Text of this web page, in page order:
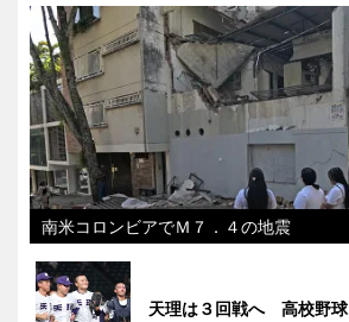
南米コロンビアでＭ７．４の地震
天理は３回戦へ 高校野球